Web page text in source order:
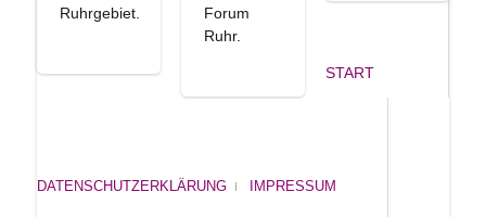
Ruhrgebiet.
Forum
Ruhr.
DATENSCHUTZERKLÄRUNG IMPRESSUM
START